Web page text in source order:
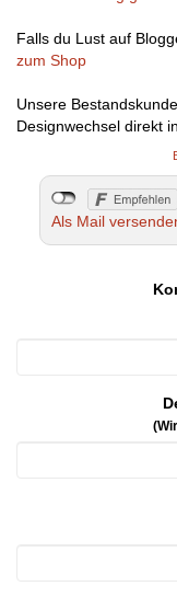
Falls du Lust auf
zum Shop
Unsere
Designwechsel direkt
Als Mail